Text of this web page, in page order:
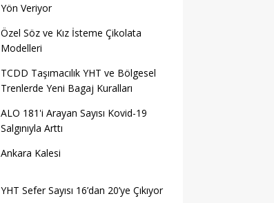
Yön Veriyor
Özel Söz ve Kız İsteme Çikolata
Modelleri
TCDD Taşımacılık YHT ve Bölgesel
Trenlerde Yeni Bagaj Kuralları
ALO 181'i Arayan Sayısı Kovid-19
Salgınıyla Arttı
Ankara Kalesi
YHT Sefer Sayısı 16’dan 20’ye Çıkıyor